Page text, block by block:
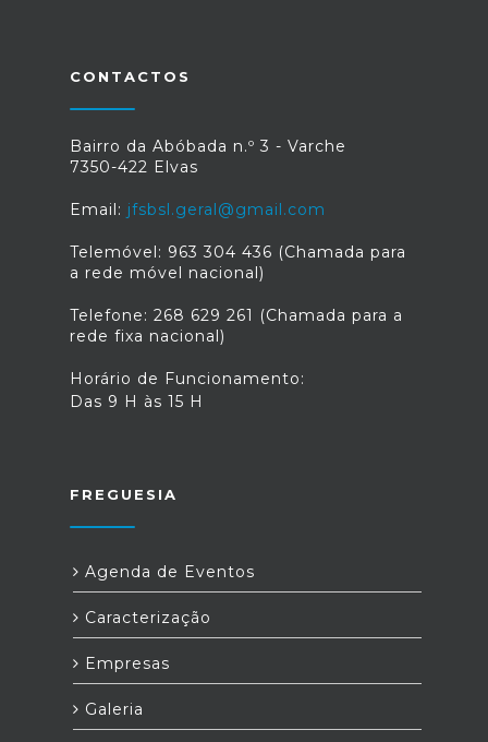
CONTACTOS
Bairro da Abóbada n.º 3 - Varche
7350-422 Elvas
Email: jfsbsl.geral@gmail.com
Telemóvel: 963 304 436 (Chamada para
a rede móvel nacional)
Telefone: 268 629 261 (Chamada para a
rede fixa nacional)
Horário de Funcionamento:
Das 9 H às 15 H
FREGUESIA
Agenda de Eventos
Caracterização
Empresas
Galeria